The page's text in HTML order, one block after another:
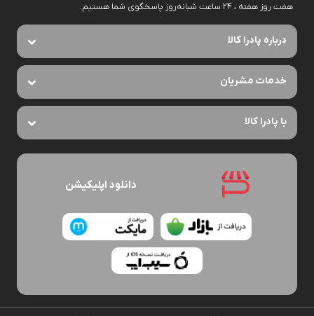
هفت روز هفته ، ۲۴ ساعت شبانه‌روز پاسخگوی شما هستیم.
درباره پادرا کالا
خدمات مشریان
با پادرا کالا
دانلود اپلیکیشن